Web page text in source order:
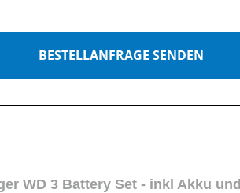
BESTELLANFRAGE SENDEN
WD 3 Battery Set - inkl Akku